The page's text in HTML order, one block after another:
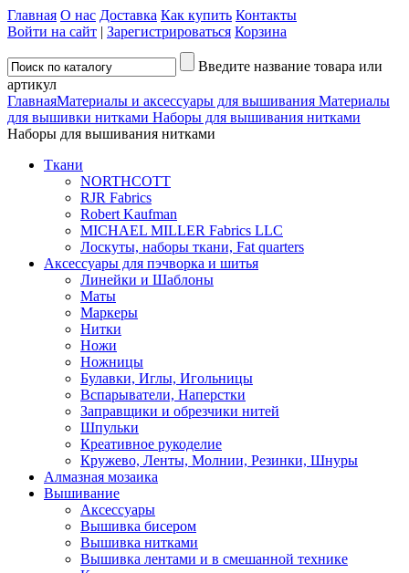
Главная О нас Доставка Как купить Контакты
Войти на сайт | Зарегистрироваться Корзина
Введите название товара или
артикул
ГлавнаяМатериалы и аксессуары для вышивания Материалы
для вышивки нитками Наборы для вышивания нитками
Наборы для вышивания нитками
Ткани
NORTHCOTT
RJR Fabrics
Robert Kaufman
MICHAEL MILLER Fabrics LLC
Лоскуты, наборы ткани, Fat quarters
Аксессуары для пэчворка и шитья
Линейки и Шаблоны
Маты
Маркеры
Нитки
Ножи
Ножницы
Булавки, Иглы, Игольницы
Вспарыватели, Наперстки
Заправщики и обрезчики нитей
Шпульки
Креативное рукоделие
Кружево, Ленты, Молнии, Резинки, Шнуры
Алмазная мозаика
Вышивание
Аксессуары
Вышивка бисером
Вышивка нитками
Вышивка лентами и в смешанной технике